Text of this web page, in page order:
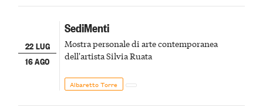
22 LUG
16 AGO
SediMenti
Mostra personale di arte contemporanea
dell'artista Silvia Ruata
Albaretto Torre